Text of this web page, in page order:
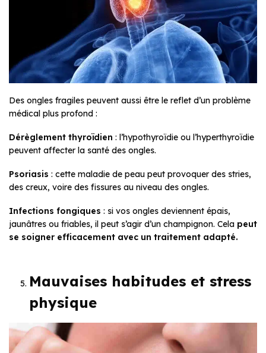
Des ongles fragiles peuvent aussi être le reflet d’un problème
médical plus profond :
Dérèglement thyroïdien : l’hypothyroïdie ou l’hyperthyroïdie
peuvent affecter la santé des ongles.
Psoriasis : cette maladie de peau peut provoquer des stries,
des creux, voire des fissures au niveau des ongles.
Infections fongiques : si vos ongles deviennent épais,
jaunâtres ou friables, il peut s’agir d’un champignon. Cela peut
se soigner efficacement avec un traitement adapté.
Mauvaises habitudes et stress
physique